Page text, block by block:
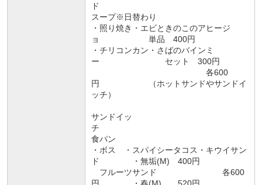
ド
スープ※日替わり
・照り焼き・エビときのこのアヒージ
ョ 単品 400円
・チリコンカン・さばのバインミ
ー セット 300円
各600
円 （ホットサンドやサンドイ
ッチ）
サンドイッ
チ
食パン
・ボス ・スパイシータコス・キウイサン
ド ・無垢(M) 400円
フルーツサンド 各600
円 ・春(M) 520円